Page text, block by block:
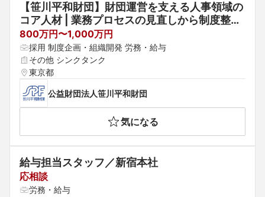
【笹川平和財団】財団運営を支える人事領域の
コア人材 | 業務プロセスの見直しから制度整備
まで・年収700～900万円・虎ノ門徒歩1分
800万円〜1,000万円
採用 制度企画・組織開発 労務・給与
その他 シンクタンク
東京都
公益財団法人笹川平和財団
気になる
給与担当スタッフ／新宿本社
応相談
労務・給与